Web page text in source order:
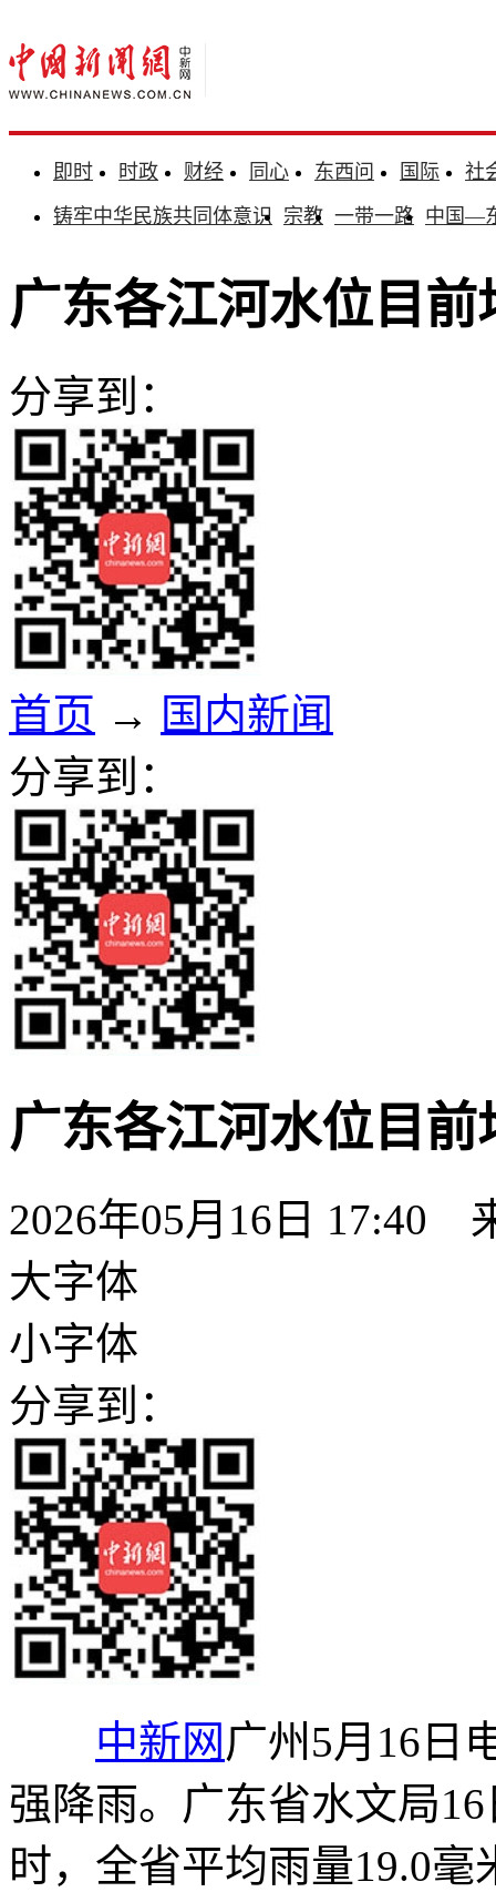
即时 时政 财经 同心 东西问 国际
社
铸牢中华民族共同体意识 宗教 一带一路 中国—
广东各江河水位目
分享到：
首页 → 国内新闻
分享到：
广东各江河水位目
2026年05月16日 17:40
大字体
小字体
分享到：
中新网 广州5月16日
强降雨。广东省水文局
时，全省平均雨量19.0